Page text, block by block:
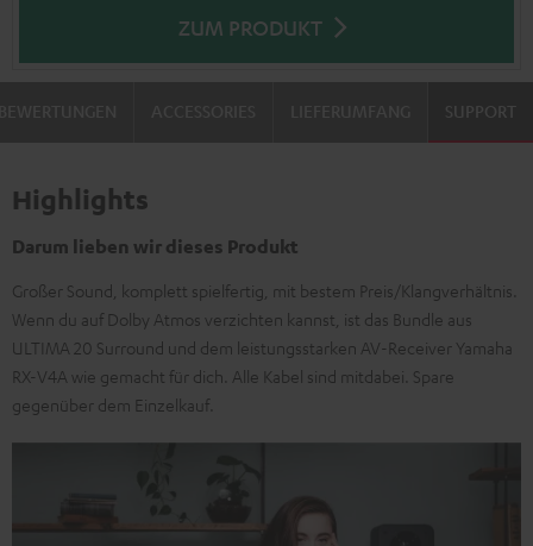
ZUM PRODUKT
SUPPORT
Highlights
Darum lieben wir dieses Produkt
Großer Sound, komplett spielfertig, mit bestem Preis/Klangverhältnis.
Wenn du auf Dolby Atmos verzichten kannst, ist das Bundle aus
ULTIMA 20 Surround und dem leistungsstarken AV-Receiver Yamaha
RX-V4A wie gemacht für dich. Alle Kabel sind mitdabei. Spare
gegenüber dem Einzelkauf.